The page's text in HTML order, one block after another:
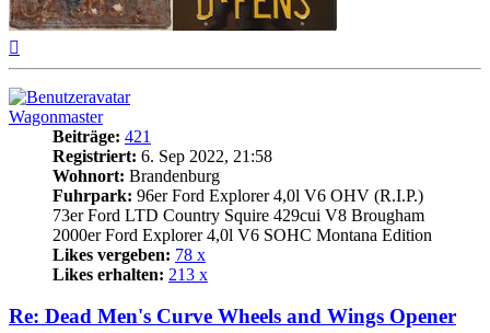
Wagonmaster
Beiträge: 421
Registriert: 6. Sep 2022, 21:58
Wohnort: Brandenburg
Fuhrpark: 96er Ford Explorer 4,0l V6 OHV (R.I.P.)
73er Ford LTD Country Squire 429cui V8 Brougham
2000er Ford Explorer 4,0l V6 SOHC Montana Edition
Likes vergeben: 78 x
Likes erhalten: 213 x
Re: Dead Men's Curve Wheels and Wings Opener